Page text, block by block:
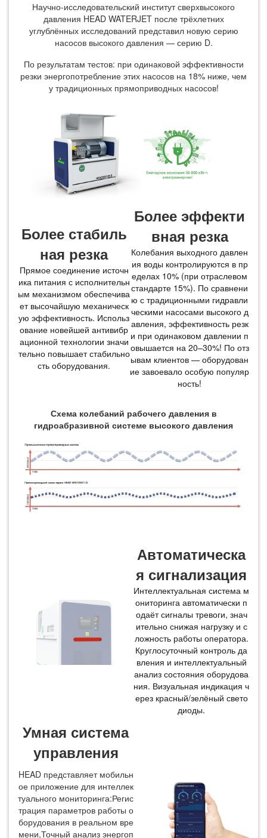
Научно-исследовательский институт сверхвысокого
давления HEAD WATERJET после трёхлетних
углублённых исследований представил новую серию
насосов высокого давления — серию D.
По результатам тестов: при одинаковой эффективности
резки энергопотребление этих насосов на 18% ниже, чем
у традиционных прямоприводных насосов!
Более стабиль
ная резка
Прямое соединение источн
ика питания с исполнительн
ым механизмом обеспечива
ет высочайшую механическ
ую эффективность. Использ
ование новейшей антивибр
ационной технологии значи
тельно повышает стабильно
сть оборудования.
Более эффекти
вная резка
Колебания выходного давлен
ия воды контролируются в пр
еделах 10% (при отраслевом
стандарте 15%). По сравнени
ю с традиционными гидравли
ческими насосами высокого д
авления, эффективность резк
и при одинаковом давлении п
овышается на 20–30%! По отз
ывам клиентов — оборудован
ие завоевало особую популяр
ность!
Схема колебаний рабочего давления в
гидроабразивной системе высокого давления
Автоматическа
я сигнализация
Интеллектуальная система м
ониторинга автоматически п
одаёт сигналы тревоги, знач
ительно снижая нагрузку и с
ложность работы оператора.
Круглосуточный контроль да
вления и интеллектуальный
анализ состояния оборудова
ния. Визуальная индикация ч
ерез красный/зелёный свето
диоды.
Умная система
управления
HEAD представляет мобильн
ое приложение для интеллек
туального мониторинга:Регис
трация параметров работы о
борудования в реальном вре
мени,Точный анализ энергоп